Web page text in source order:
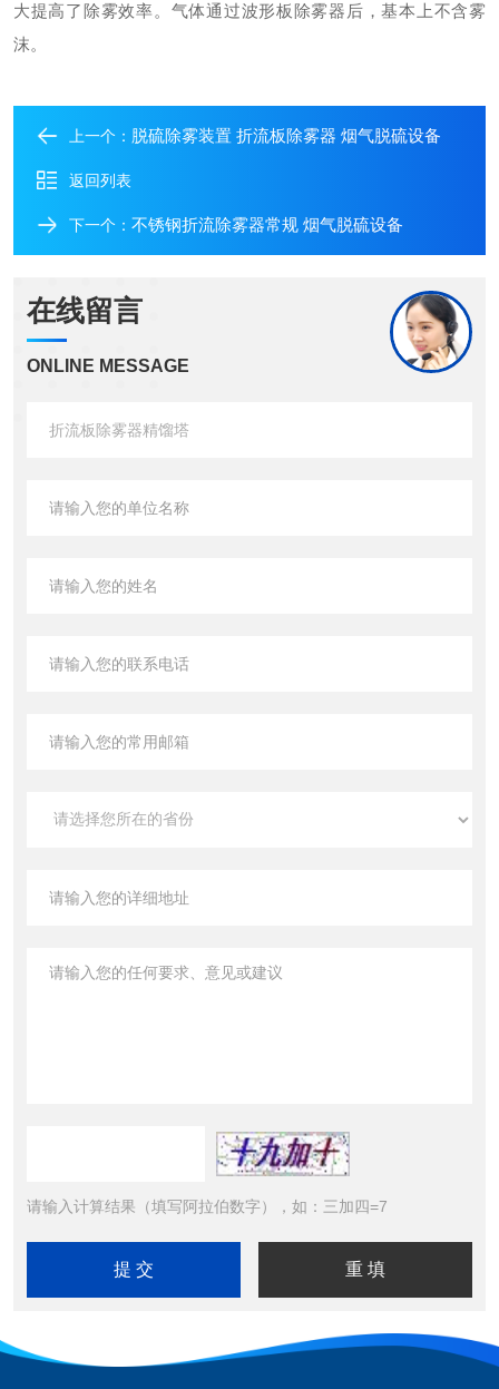
大提高了除雾效率。气体通过波形板除雾器后，基本上不含雾
沫。
上一个： 脱硫除雾装置 折流板除雾器 烟气脱硫设备
返回列表
下一个： 不锈钢折流除雾器常规 烟气脱硫设备
在线留言
ONLINE MESSAGE
请输入计算结果（填写阿拉伯数字），如：三加四=7